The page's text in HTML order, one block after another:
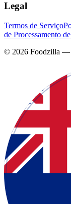
Legal
Termos de Serviço
de Processamento
© 2026 Foodzilla —